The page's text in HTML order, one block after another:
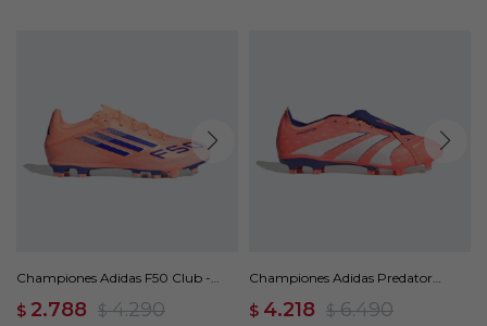
Championes Adidas F50 Club -
$ 2.788 $ 4.290
Championes Adidas Predator
Naranja
$ 4.218 $ 6.490